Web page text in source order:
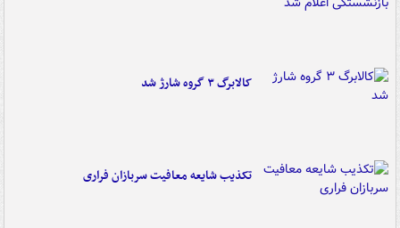
کالابرگ ۳ گروه شارژ شد
تکذیب شایعه معافیت سربازان فراری